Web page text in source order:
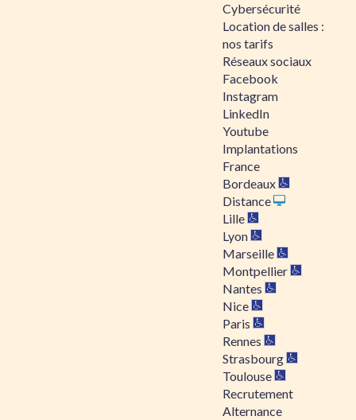
Cybersécurité
Location de salles :
nos tarifs
Réseaux sociaux
Facebook
Instagram
LinkedIn
Youtube
Implantations
France
Bordeaux
Distance
Lille
Lyon
Marseille
Montpellier
Nantes
Nice
Paris
Rennes
Strasbourg
Toulouse
Recrutement
Alternance